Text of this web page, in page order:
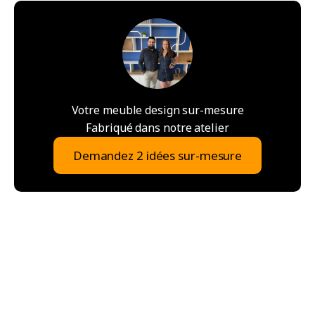
Votre meuble design sur-mesure
Fabriqué dans notre atelier
Demandez 2 idées sur-mesure